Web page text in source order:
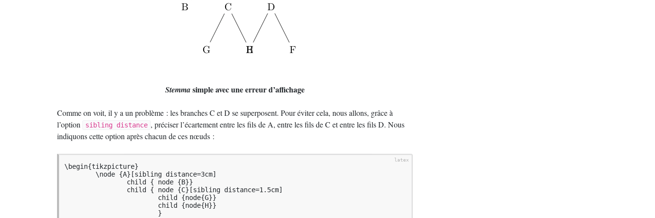
Stemmasimple avec une erreur d’affichage
Comme on voit, il y a un problème : les branches C et D se superposent. Pour éviter cela, nous allons, grâce à
l’option
sibling distance , préciser l’écartement entre les fils de A, entre les fils de C et entre les fils D. Nous
indiquons cette option après chacun de ces nœuds :
\begin{tikzpicture}